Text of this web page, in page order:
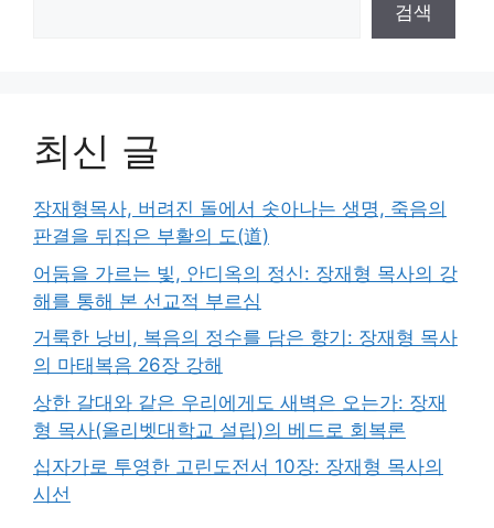
검색
최신 글
장재형목사, 버려진 돌에서 솟아나는 생명, 죽음의
판결을 뒤집은 부활의 도(道)
어둠을 가르는 빛, 안디옥의 정신: 장재형 목사의 강
해를 통해 본 선교적 부르심
거룩한 낭비, 복음의 정수를 담은 향기: 장재형 목사
의 마태복음 26장 강해
상한 갈대와 같은 우리에게도 새벽은 오는가: 장재
형 목사(올리벳대학교 설립)의 베드로 회복론
십자가로 투영한 고린도전서 10장: 장재형 목사의
시선